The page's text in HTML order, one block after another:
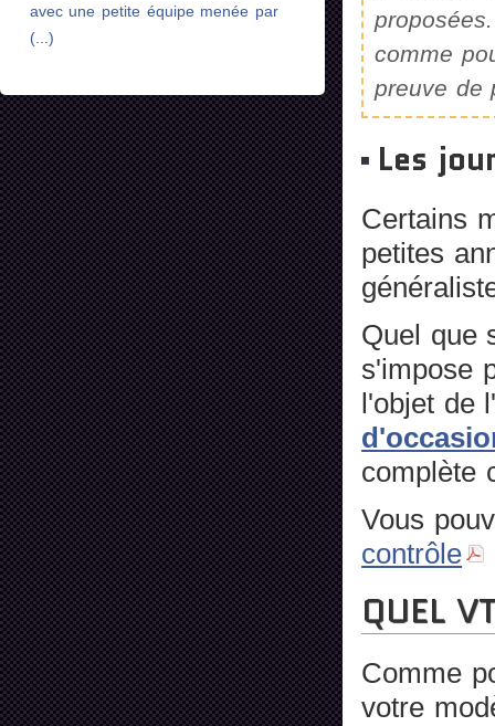
comme
preuve de
Les
Certains
petites
Quel que
s'impose
l'objet de
complète
Vous
contrôle
QUEL
Comme
votre
avec une petite équipe menée par
(...)